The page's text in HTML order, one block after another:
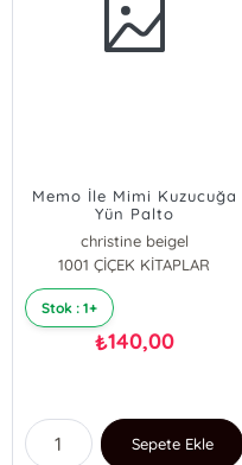
Memo İle Mimi Kuzucuğa
Yün Palto
christine beigel
1001 ÇİÇEK KİTAPLAR
Stok : 1+
₺140,00
Sepete Ekle